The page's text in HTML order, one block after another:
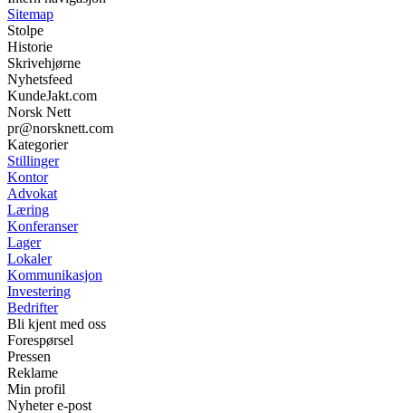
Sitemap
Stolpe
Historie
Skrivehjørne
Nyhetsfeed
KundeJakt.com
Norsk Nett
pr@norsknett.com
Kategorier
Stillinger
Kontor
Advokat
Læring
Konferanser
Lager
Lokaler
Kommunikasjon
Investering
Bedrifter
Bli kjent med oss
Forespørsel
Pressen
Reklame
Min profil
Nyheter e-post